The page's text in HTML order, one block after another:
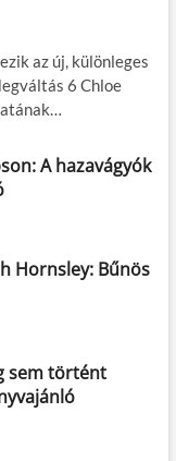
az új, különleges
6 Chloe
A hazavágyók
Hornsley: Bűnös
sem történt